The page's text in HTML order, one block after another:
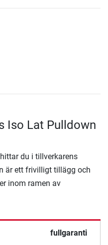
Iso Lat Pulldown
du i tillverkarens
är ett frivilligt tillägg och
inom ramen av
fullgaranti